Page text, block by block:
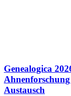
Genealogica
Austausch